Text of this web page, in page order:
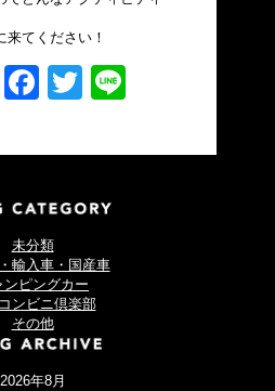
てください！
FacebookTwitter
未分類
輸入車・国産車
ンピングカー
ンビニ倶楽部
その他
2026年8月